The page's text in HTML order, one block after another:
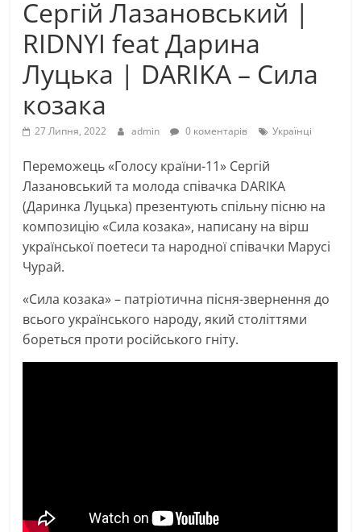
Сергій Лазановський |
RIDNYI feat Дарина
Луцька | DARIKA – Сила
козака
27 Липня, 2022 admin 0 коментарів Українці
Переможець «Голосу країни-11» Сергій
Лазановський та молода співачка DARIKA
(Даринка Луцька) презентують спільну пісню на
композицію «Сила козака», написану на вірш
української поетеси та народної співачки Марусі
Чурай.
«Сила козака» – патріотична пісня-звернення до
всього українського народу, який століттями
бореться проти російського гніту.